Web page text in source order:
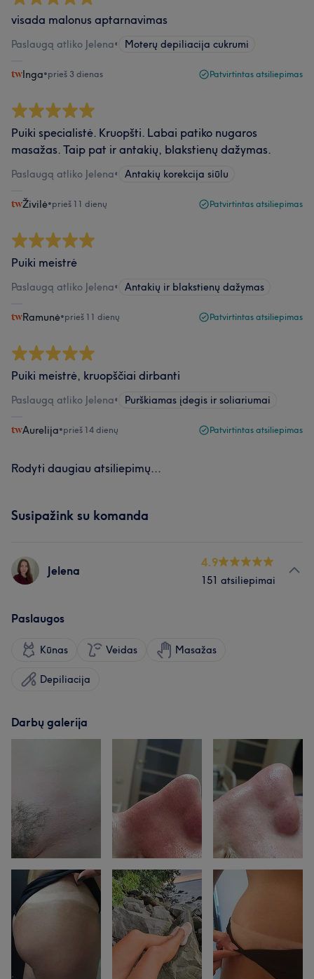
visada malonus aptarnavimas
Paslaugą atliko Jelena• Moterų depiliacija cukrumi
Inga•prieš 3 dienas Patvirtintas atsiliepimas
Puiki specialistė. Kruopšti. Labai patiko nugaros
masažas. Taip pat ir antakių, blakstienų dažymas.
Paslaugą atliko Jelena• Antakių korekcija siūlu
Živilė•prieš 11 dienų Patvirtintas atsiliepimas
Puiki meistrė
Paslaugą atliko Jelena• Antakių ir blakstienų dažymas
Ramunė•prieš 11 dienų Patvirtintas atsiliepimas
Puiki meistrė, kruopščiai dirbanti
Paslaugą atliko Jelena• Purškiamas įdegis ir soliariumai
Aurelija•prieš 14 dienų Patvirtintas atsiliepimas
Rodyti daugiau atsiliepimų...
Susipažink su komanda
Jelena
4.9
151 atsiliepimai
Paslaugos
Kūnas Veidas Masažas
Depiliacija
Darbų galerija